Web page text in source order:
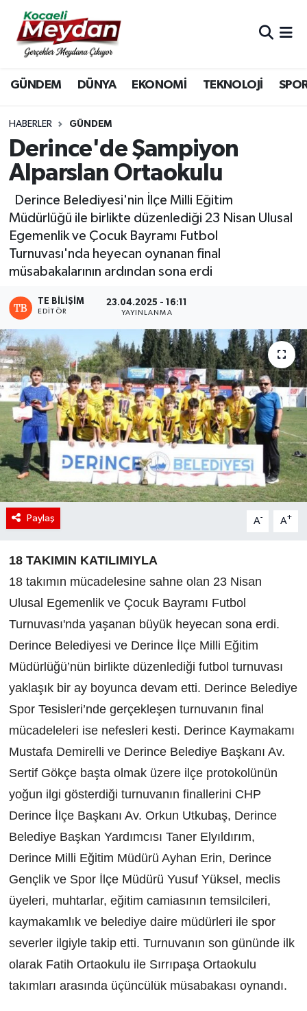
GÜNDEM DÜNYA EKONOMİ TEKNOLOJİ
HABERLER GÜNDEM
Derince'de Şampiyon
Alparslan Ortaokulu
Derince Belediyesi'nin İlçe Milli Eğitim
Müdürlüğü ile birlikte düzenlediği 23 Nisan Ulusal
Egemenlik ve Çocuk Bayramı Futbol
Turnuvası'nda heyecan oynanan final
müsabakalarının ardından sona erdi
TE BILIŞIM
EDITÖR
23.04.2025 - 16:11
YAYINLANMA
Paylaş A- A+
18 TAKIMIN KATILIMIYLA
18 takımın mücadelesine sahne olan 23 Nisan
Ulusal Egemenlik ve Çocuk Bayramı Futbol
Turnuvası'nda yaşanan büyük heyecan sona erdi.
Derince Belediyesi ve Derince İlçe Milli Eğitim
Müdürlüğü’nün birlikte düzenlediği futbol turnuvası
yaklaşık bir ay boyunca devam etti. Derince Belediye
Spor Tesisleri’nde gerçekleşen turnuvanın final
mücadeleleri ise nefesleri kesti. Derince Kaymakamı
Mustafa Demirelli ve Derince Belediye Başkanı Av.
Sertif Gökçe başta olmak üzere ilçe protokolünün
yoğun ilgi gösterdiği turnuvanın finallerini CHP
Derince İlçe Başkanı Av. Orkun Utkubaş, Derince
Belediye Başkan Yardımcısı Taner Elyıldırım,
Derince Milli Eğitim Müdürü Ayhan Erin, Derince
Gençlik ve Spor İlçe Müdürü Yusuf Yüksel, meclis
üyeleri, muhtarlar, eğitim camiasının temsilcileri,
kaymakamlık ve belediye daire müdürleri ile spor
severler ilgiyle takip etti. Turnuvanın son gününde ilk
olarak Fatih Ortaokulu ile Sırrıpaşa Ortaokulu
takımları arasında üçüncülük müsabakası oynandı.
Nöbetçi Eczaneler
Hava Durumu
Trafik Durumu
Süper Lig Puan Durumu ve Fikstür
Son Dakika Haberleri
Haber Arşivi